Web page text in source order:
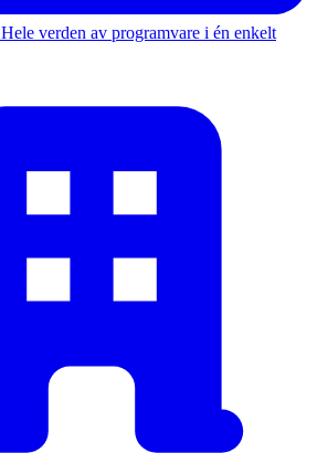
Hele verden av programvare i én enkelt